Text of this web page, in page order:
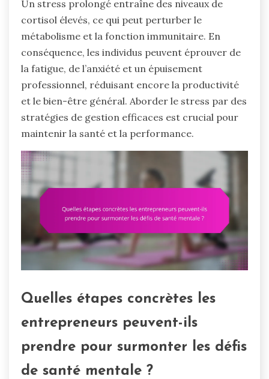
Un stress prolongé entraîne des niveaux de
cortisol élevés, ce qui peut perturber le
métabolisme et la fonction immunitaire. En
conséquence, les individus peuvent éprouver de
la fatigue, de l’anxiété et un épuisement
professionnel, réduisant encore la productivité
et le bien-être général. Aborder le stress par des
stratégies de gestion efficaces est crucial pour
maintenir la santé et la performance.
Quelles étapes concrètes les
entrepreneurs peuvent-ils
prendre pour surmonter les défis
de santé mentale ?